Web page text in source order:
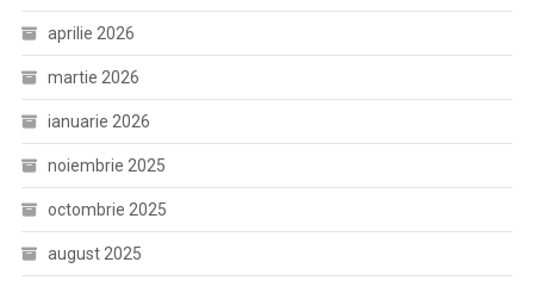
aprilie 2026
martie 2026
ianuarie 2026
noiembrie 2025
octombrie 2025
august 2025